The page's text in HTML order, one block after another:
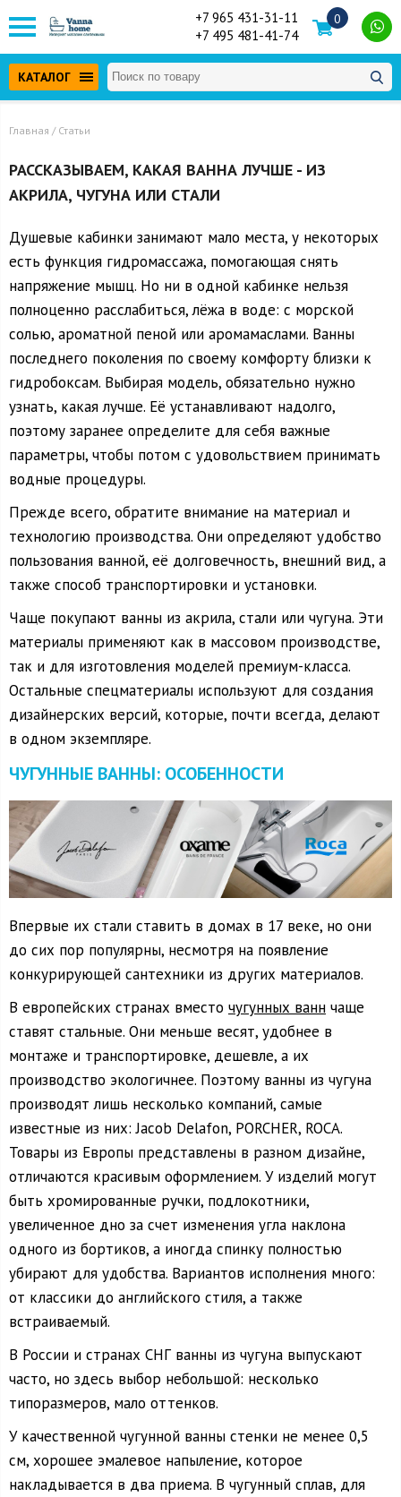
+7 965 431-31-11
+7 495 481-41-74
0
КАТАЛОГ
Главная / Статьи
РАССКАЗЫВАЕМ, КАКАЯ ВАННА ЛУЧШЕ - ИЗ
АКРИЛА, ЧУГУНА ИЛИ СТАЛИ
Душевые кабинки занимают мало места, у некоторых
есть функция гидромассажа, помогающая снять
напряжение мышц. Но ни в одной кабинке нельзя
полноценно расслабиться, лёжа в воде: с морской
солью, ароматной пеной или аромамаслами. Ванны
последнего поколения по своему комфорту близки к
гидробоксам. Выбирая модель, обязательно нужно
узнать, какая лучше. Её устанавливают надолго,
поэтому заранее определите для себя важные
параметры, чтобы потом с удовольствием принимать
водные процедуры.
Прежде всего, обратите внимание на материал и
технологию производства. Они определяют удобство
пользования ванной, её долговечность, внешний вид, а
также способ транспортировки и установки.
Чаще покупают ванны из акрила, стали или чугуна. Эти
материалы применяют как в массовом производстве,
так и для изготовления моделей премиум-класса.
Остальные спецматериалы используют для создания
дизайнерских версий, которые, почти всегда, делают
в одном экземпляре.
ЧУГУННЫЕ ВАННЫ: ОСОБЕННОСТИ
Впервые их стали ставить в домах в 17 веке, но они
до сих пор популярны, несмотря на появление
конкурирующей сантехники из других материалов.
В европейских странах вместо чугунных ванн чаще
ставят стальные. Они меньше весят, удобнее в
монтаже и транспортировке, дешевле, а их
производство экологичнее. Поэтому ванны из чугуна
производят лишь несколько компаний, самые
известные из них: Jacob Delafon, PORCHER, ROCA.
Товары из Европы представлены в разном дизайне,
отличаются красивым оформлением. У изделий могут
быть хромированные ручки, подлокотники,
увеличенное дно за счет изменения угла наклона
одного из бортиков, а иногда спинку полностью
убирают для удобства. Вариантов исполнения много:
от классики до английского стиля, а также
встраиваемый.
В России и странах СНГ ванны из чугуна выпускают
часто, но здесь выбор небольшой: несколько
типоразмеров, мало оттенков.
У качественной чугунной ванны стенки не менее 0,5
см, хорошее эмалевое напыление, которое
накладывается в два приема. В чугунный сплав, для